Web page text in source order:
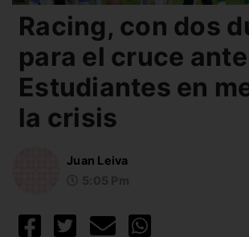
Racing, con dos
para el cruce ante
Estudiantes en
la crisis
Juan Leiva